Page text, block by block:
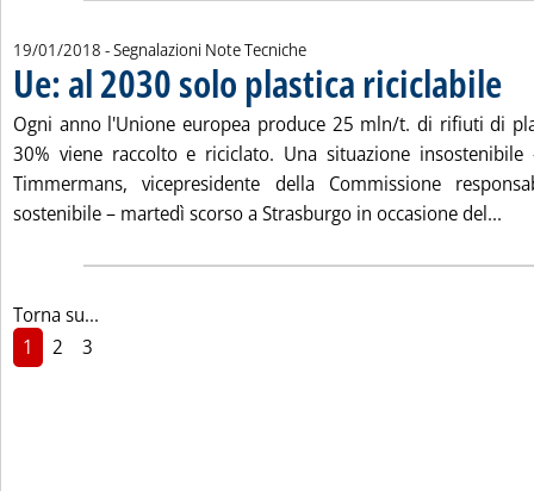
19/01/2018 - Segnalazioni Note Tecniche
Ue: al 2030 solo plastica riciclabile
. Pubblicata venerdì 19 gennaio 2018 alle 11.19.
Ogni anno l'Unione europea produce 25 mln/t. di rifiuti di
30% viene raccolto e riciclato. Una situazione
Timmermans, vicepresidente della Commissione
sostenibile – martedì scorso a Strasburgo in occasione del...
Torna su...
1
2 3